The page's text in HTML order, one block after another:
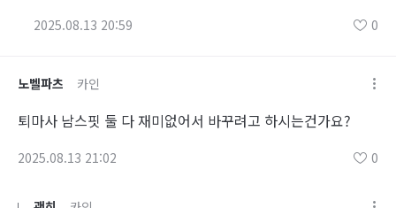
2025.08.13 20:59 0
노벨파츠 카인
퇴마사 남스핏 둘 다 재미없어서 바꾸려고 하시는건가요?
2025.08.13 21:02 0